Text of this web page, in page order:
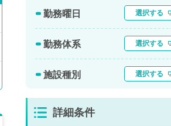
勤務曜日 選択する
勤務体系 選択する
施設種別 選択する
詳細条件